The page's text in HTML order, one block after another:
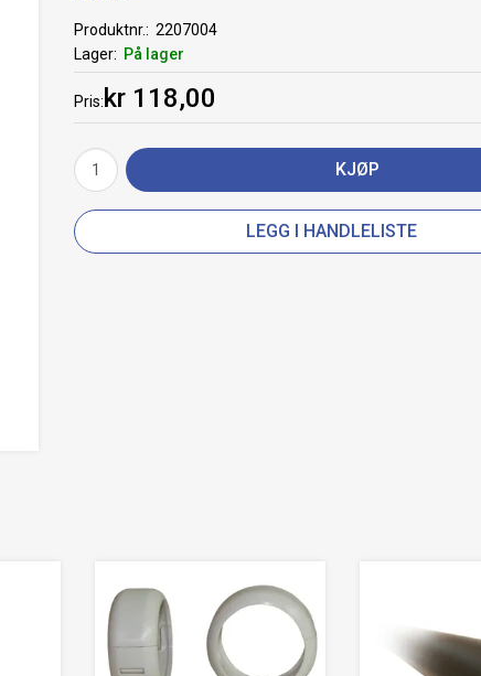
Produktnr.
2207004
Lager
På lager
Pris kr 118,00
KJØP
LEGG I HANDLELISTE